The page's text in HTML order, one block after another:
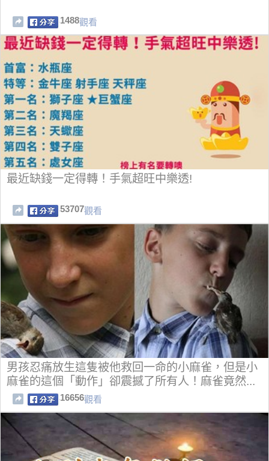
1488觀看
最近缺錢一定得轉！手氣超旺中樂透!
53707觀看
男孩忍痛放生這隻被他救回一命的小麻雀，但是小
麻雀的這個「動作」卻震撼了所有人！麻雀竟然...
16656觀看